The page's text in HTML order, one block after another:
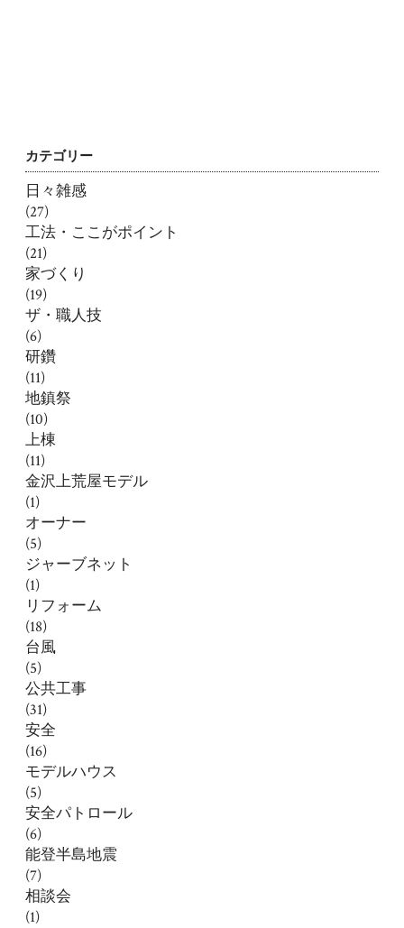
カテゴリー
日々雑感
(27)
工法・ここがポイント
(21)
家づくり
(19)
ザ・職人技
(6)
研鑽
(11)
地鎮祭
(10)
上棟
(11)
金沢上荒屋モデル
(1)
オーナー
(5)
ジャーブネット
(1)
リフォーム
(18)
台風
(5)
公共工事
(31)
安全
(16)
モデルハウス
(5)
安全パトロール
(6)
能登半島地震
(7)
相談会
(1)